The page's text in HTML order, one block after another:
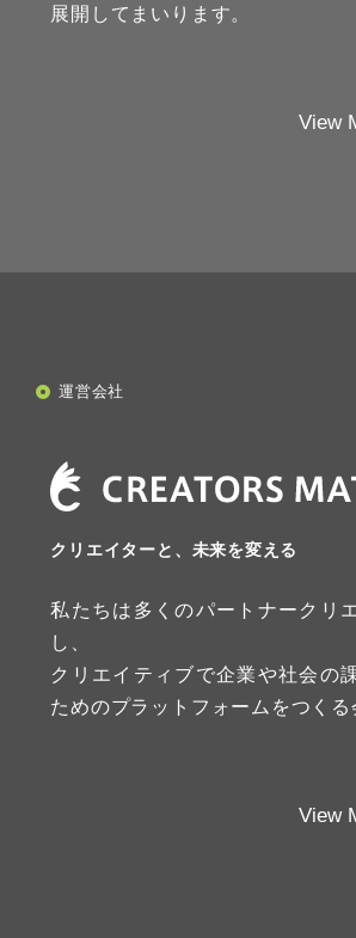
展開してまいります。
View
運営会社
クリエイターと、未来を変える
私たちは多くのパートナークリ
し、
クリエイティブで企業や社会の
ためのプラットフォームをつくる
View